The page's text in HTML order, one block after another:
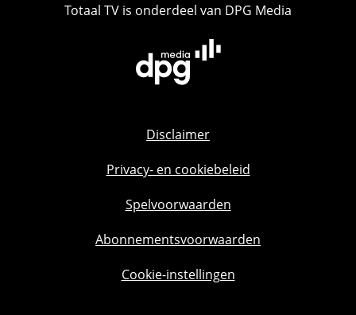
Totaal TV is onderdeel van DPG Media
Disclaimer
Privacy- en cookiebeleid
Spelvoorwaarden
Abonnementsvoorwaarden
Cookie-instellingen